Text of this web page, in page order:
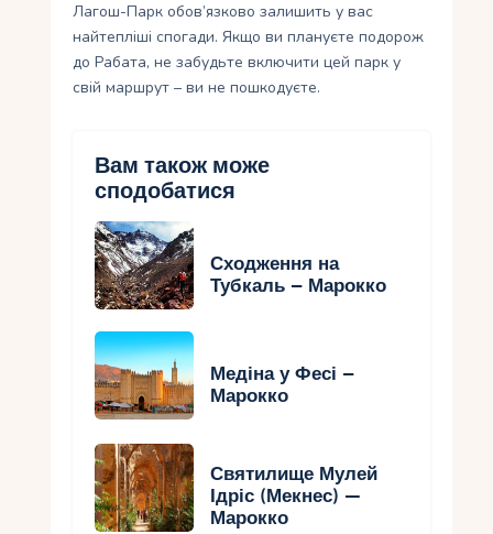
Лагош-Парк обов’язково залишить у вас
найтепліші спогади. Якщо ви плануєте подорож
до Рабата, не забудьте включити цей парк у
свій маршрут – ви не пошкодуєте.
Вам також може
сподобатися
Сходження на
Тубкаль – Марокко
Медіна у Фесі –
Марокко
Святилище Мулей
Ідріс (Мекнес) —
Марокко